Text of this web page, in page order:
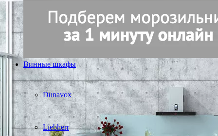
Винные шкафы
Dunavox
Liebherr